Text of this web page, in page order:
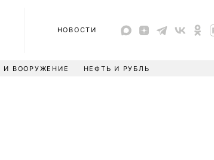
НОВОСТИ
И ВООРУЖЕНИЕ НЕФТЬ И РУБЛЬ